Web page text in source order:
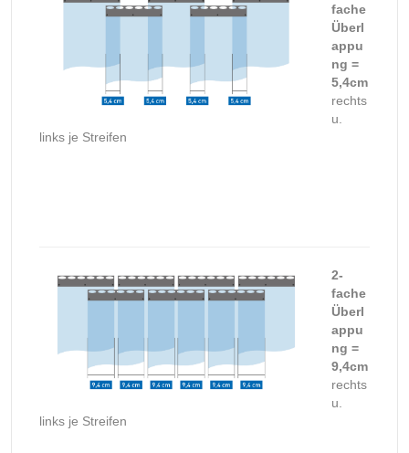
fache
Überl
appu
ng =
5,4cm
rechts
u.
links je Streifen
2-
fache
Überl
appu
ng =
9,4cm
rechts
u.
links je Streifen